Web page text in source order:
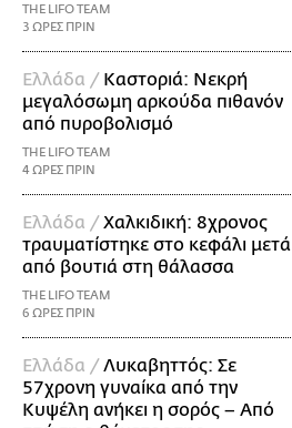
THE LIFO TEAM
3 ΩΡΕΣ ΠΡΙΝ
Ελλάδα / Καστοριά: Νεκρή
μεγαλόσωμη αρκούδα πιθανόν
από πυροβολισμό
THE LIFO TEAM
4 ΩΡΕΣ ΠΡΙΝ
Ελλάδα /Χαλκιδική: 8χρονος
τραυματίστηκε στο κεφάλι μετά
από βουτιά στη θάλασσα
THE LIFO TEAM
6 ΩΡΕΣ ΠΡΙΝ
Ελλάδα /Λυκαβηττός: Σε
57χρονη γυναίκα από την
Κυψέλη ανήκει η σορός – Από